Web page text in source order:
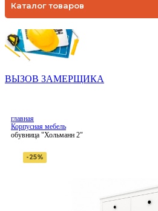
Каталог товаров
ВЫЗОВ ЗАМЕРЩИКА
главная
Корпусная мебель
обувница "Хольманн 2"
-25%